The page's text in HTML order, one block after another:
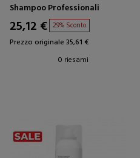
Shampoo Professionali
25,12 € 29% Sconto
Prezzo originale 35,61 €
0 riesami